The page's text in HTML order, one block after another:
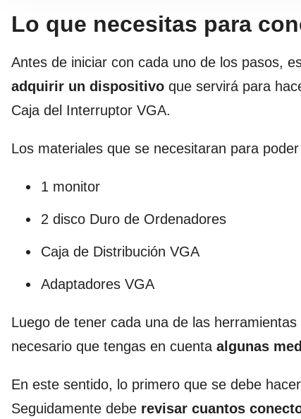
Lo que necesitas para
Antes de iniciar con cada uno de los pasos,
adquirir un dispositivo que servirá para
Caja del Interruptor VGA.
Los materiales que se necesitaran para
1 monitor
2 disco Duro de Ordenadores
Caja de Distribución VGA
Adaptadores VGA
Luego de tener cada una de las
necesario que tengas en cuenta algunas
En este sentido, lo primero que se debe
Seguidamente debe revisar cuantos